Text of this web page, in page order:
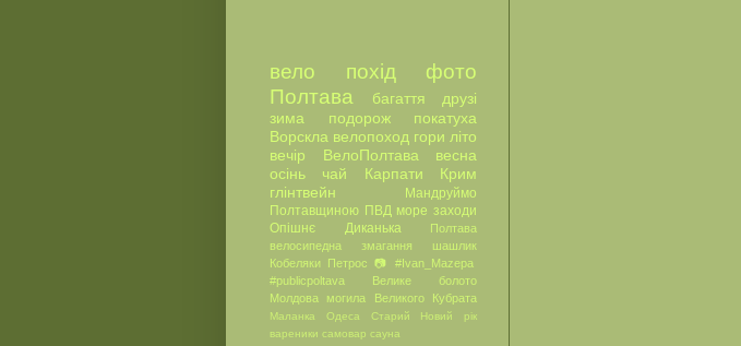
вело похід
фото
Полтава
багаття
друзі
зима
подорож
покатуха
Ворскла велопоход гори літо
вечір
ВелоПолтава
весна
осінь
чай Карпати
Крим
глінтвейн
Мандруймо
Полтавщиною ПВД море заходи
Опішнє
Диканька
Полтава
велосипедна
змагання
шашлик
Кобеляки
Петрос 📷
#Ivan_Mazepa
#publicpoltava
Велике болото
Молдова
могила Великого Кубрата
Маланка Одеса
Старий Новий рік
вареники самовар сауна